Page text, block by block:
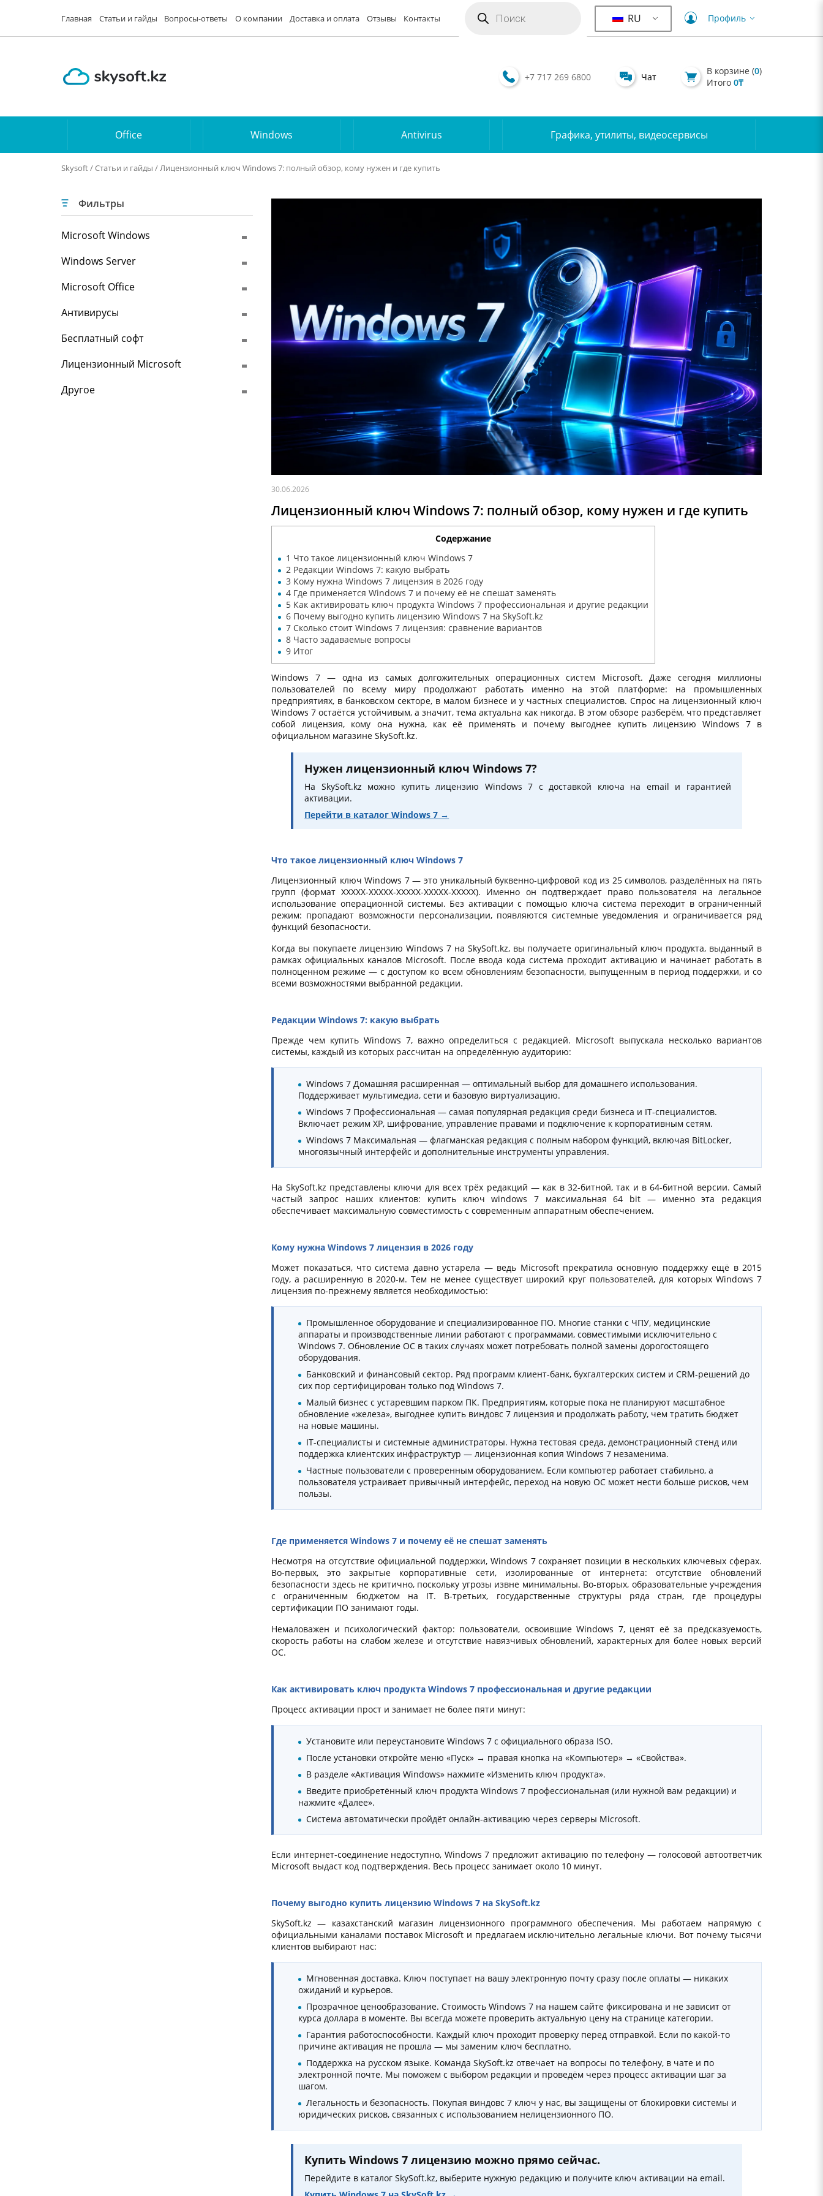
Главная Статьи и гайды Вопросы-ответы О компании Доставка и оплата Отзывы Контакты товаров RU Профиль
+7 717 269 6800 Чат В корзине (0)
Итого 0₸
Office Windows Antivirus Графика, утилиты, видеосервисы
Skysoft/Статьи и гайды / Лицензионный ключ Windows 7: полный обзор, кому нужен и где купить
Фильтры
Microsoft Windows
Windows Server
Microsoft Office
Антивирусы
Бесплатный софт
Лицензионный Microsoft
Другое
30.06.2026
Лицензионный ключ Windows 7: полный обзор, кому нужен и где купить
Содержание
1 Что такое лицензионный ключ Windows 7
2 Редакции Windows 7: какую выбрать
3 Кому нужна Windows 7 лицензия в 2026 году
4 Где применяется Windows 7 и почему её не спешат заменять
5 Как активировать ключ продукта Windows 7 профессиональная и другие редакции
6 Почему выгодно купить лицензию Windows 7 на SkySoft.kz
7 Сколько стоит Windows 7 лицензия: сравнение вариантов
8 Часто задаваемые вопросы
9 Итог
Windows 7 — одна из самых долгожительных операционных систем Microsoft. Даже сегодня миллионы
пользователей по всему миру продолжают работать именно на этой платформе: на промышленных
предприятиях, в банковском секторе, в малом бизнесе и у частных специалистов. Спрос на лицензионный ключ
Windows 7 остаётся устойчивым, а значит, тема актуальна как никогда. В этом обзоре разберём, что представляет
собой лицензия, кому она нужна, как её применять и почему выгоднее купить лицензию Windows 7 в
официальном магазине SkySoft.kz.
Нужен лицензионный ключ Windows 7?
На SkySoft.kz можно купить лицензию Windows 7 с доставкой ключа на email и гарантией
активации.
Перейти в каталог Windows 7 →
Что такое лицензионный ключ Windows 7
Лицензионный ключ Windows 7 — это уникальный буквенно-цифровой код из 25 символов, разделённых на пять
групп (формат XXXXX-XXXXX-XXXXX-XXXXX-XXXXX). Именно он подтверждает право пользователя на легальное
использование операционной системы. Без активации с помощью ключа система переходит в ограниченный
режим: пропадают возможности персонализации, появляются системные уведомления и ограничивается ряд
функций безопасности.
Когда вы покупаете лицензию Windows 7 на SkySoft.kz, вы получаете оригинальный ключ продукта, выданный в
рамках официальных каналов Microsoft. После ввода кода система проходит активацию и начинает работать в
полноценном режиме — с доступом ко всем обновлениям безопасности, выпущенным в период поддержки, и со
всеми возможностями выбранной редакции.
Редакции Windows 7: какую выбрать
Прежде чем купить Windows 7, важно определиться с редакцией. Microsoft выпускала несколько вариантов
системы, каждый из которых рассчитан на определённую аудиторию:
Windows 7 Домашняя расширенная — оптимальный выбор для домашнего использования.
Поддерживает мультимедиа, сети и базовую виртуализацию.
Windows 7 Профессиональная — самая популярная редакция среди бизнеса и IT-специалистов.
Включает режим XP, шифрование, управление правами и подключение к корпоративным сетям.
Windows 7 Максимальная — флагманская редакция с полным набором функций, включая BitLocker,
многоязычный интерфейс и дополнительные инструменты управления.
На SkySoft.kz представлены ключи для всех трёх редакций — как в 32-битной, так и в 64-битной версии. Самый
частый запрос наших клиентов: купить ключ windows 7 максимальная 64 bit — именно эта редакция
обеспечивает максимальную совместимость с современным аппаратным обеспечением.
Кому нужна Windows 7 лицензия в 2026 году
Может показаться, что система давно устарела — ведь Microsoft прекратила основную поддержку ещё в 2015
году, а расширенную в 2020-м. Тем не менее существует широкий круг пользователей, для которых Windows 7
лицензия по-прежнему является необходимостью:
Промышленное оборудование и специализированное ПО. Многие станки с ЧПУ, медицинские
аппараты и производственные линии работают с программами, совместимыми исключительно с
Windows 7. Обновление ОС в таких случаях может потребовать полной замены дорогостоящего
оборудования.
Банковский и финансовый сектор. Ряд программ клиент-банк, бухгалтерских систем и CRM-решений до
сих пор сертифицирован только под Windows 7.
Малый бизнес с устаревшим парком ПК. Предприятиям, которые пока не планируют масштабное
обновление «железа», выгоднее купить виндовс 7 лицензия и продолжать работу, чем тратить бюджет
на новые машины.
IT-специалисты и системные администраторы. Нужна тестовая среда, демонстрационный стенд или
поддержка клиентских инфраструктур — лицензионная копия Windows 7 незаменима.
Частные пользователи с проверенным оборудованием. Если компьютер работает стабильно, а
пользователя устраивает привычный интерфейс, переход на новую ОС может нести больше рисков, чем
пользы.
Где применяется Windows 7 и почему её не спешат заменять
Несмотря на отсутствие официальной поддержки, Windows 7 сохраняет позиции в нескольких ключевых сферах.
Во-первых, это закрытые корпоративные сети, изолированные от интернета: отсутствие обновлений
безопасности здесь не критично, поскольку угрозы извне минимальны. Во-вторых, образовательные учреждения
с ограниченным бюджетом на IT. В-третьих, государственные структуры ряда стран, где процедуры
сертификации ПО занимают годы.
Немаловажен и психологический фактор: пользователи, освоившие Windows 7, ценят её за предсказуемость,
скорость работы на слабом железе и отсутствие навязчивых обновлений, характерных для более новых версий
ОС.
Как активировать ключ продукта Windows 7 профессиональная и другие редакции
Процесс активации прост и занимает не более пяти минут:
Установите или переустановите Windows 7 с официального образа ISO.
После установки откройте меню «Пуск» → правая кнопка на «Компьютер» → «Свойства».
В разделе «Активация Windows» нажмите «Изменить ключ продукта».
Введите приобретённый ключ продукта Windows 7 профессиональная (или нужной вам редакции) и
нажмите «Далее».
Система автоматически пройдёт онлайн-активацию через серверы Microsoft.
Если интернет-соединение недоступно, Windows 7 предложит активацию по телефону — голосовой автоответчик
Microsoft выдаст код подтверждения. Весь процесс занимает около 10 минут.
Почему выгодно купить лицензию Windows 7 на SkySoft.kz
SkySoft.kz — казахстанский магазин лицензионного программного обеспечения. Мы работаем напрямую с
официальными каналами поставок Microsoft и предлагаем исключительно легальные ключи. Вот почему тысячи
клиентов выбирают нас:
Мгновенная доставка. Ключ поступает на вашу электронную почту сразу после оплаты — никаких
ожиданий и курьеров.
Прозрачное ценообразование. Стоимость Windows 7 на нашем сайте фиксирована и не зависит от
курса доллара в моменте. Вы всегда можете проверить актуальную цену на странице категории.
Гарантия работоспособности. Каждый ключ проходит проверку перед отправкой. Если по какой-то
причине активация не прошла — мы заменим ключ бесплатно.
Поддержка на русском языке. Команда SkySoft.kz отвечает на вопросы по телефону, в чате и по
электронной почте. Мы поможем с выбором редакции и проведём через процесс активации шаг за
шагом.
Легальность и безопасность. Покупая виндовс 7 ключ у нас, вы защищены от блокировки системы и
юридических рисков, связанных с использованием нелицензионного ПО.
Купить Windows 7 лицензию можно прямо сейчас.
Перейдите в каталог SkySoft.kz, выберите нужную редакцию и получите ключ активации на email.